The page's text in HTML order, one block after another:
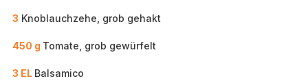
3 Knoblauchzehe, grob gehakt
450 g Tomate, grob gewürfelt
3 EL Balsamico